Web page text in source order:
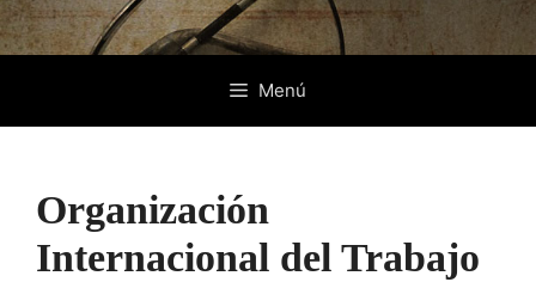
Menú
Organización
Internacional del Trabajo